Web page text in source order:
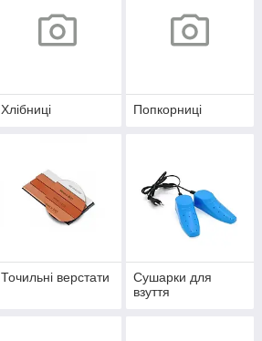
Хлібниці Попкорниці
Точильні верстати
Сушарки для
взуття